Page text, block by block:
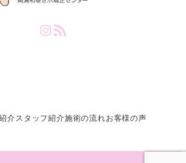
InstagramRSS Feed
介スタッフ紹介施術の流れお客様の声